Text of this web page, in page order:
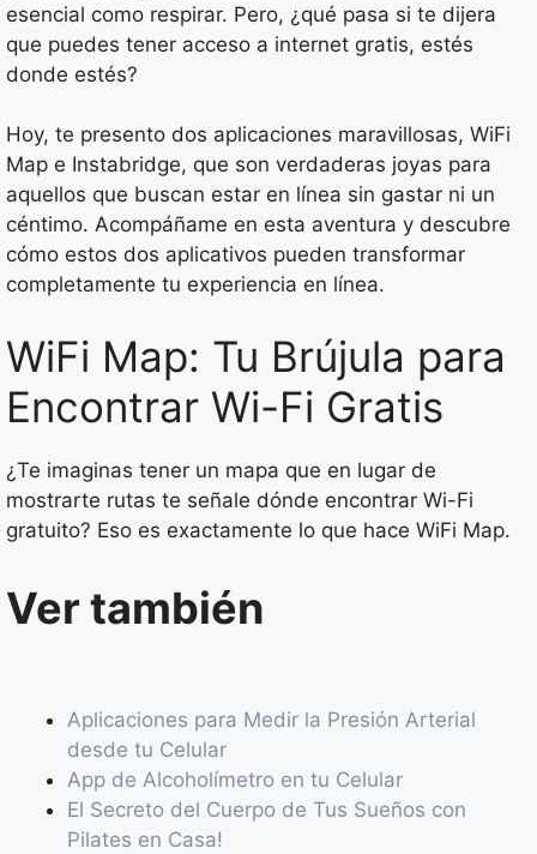
esencial como respirar. Pero, ¿qué pasa si te dijera
que puedes tener acceso a internet gratis, estés
donde estés?
Hoy, te presento dos aplicaciones maravillosas, WiFi
Map e Instabridge, que son verdaderas joyas para
aquellos que buscan estar en línea sin gastar ni un
céntimo. Acompáñame en esta aventura y descubre
cómo estos dos aplicativos pueden transformar
completamente tu experiencia en línea.
WiFi Map: Tu Brújula para
Encontrar Wi-Fi Gratis
¿Te imaginas tener un mapa que en lugar de
mostrarte rutas te señale dónde encontrar Wi-Fi
gratuito? Eso es exactamente lo que hace WiFi Map.
Ver también
Aplicaciones para Medir la Presión Arterial
desde tu Celular
App de Alcoholímetro en tu Celular
El Secreto del Cuerpo de Tus Sueños con
Pilates en Casa!